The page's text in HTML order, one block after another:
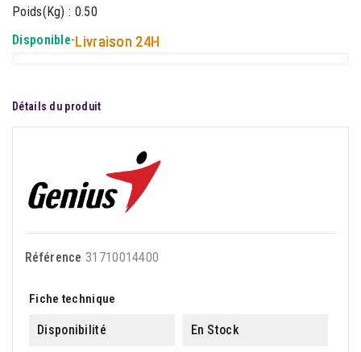
Poids(Kg) : 0.50
Disponible-Livraison 24H
Détails du produit
Référence 31710014400
Fiche technique
Disponibilité En Stock